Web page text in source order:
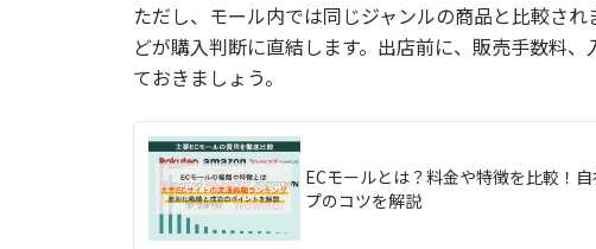
ただし、モール内では同じジャンルの商品と比較さ
どが購入判断に直結します。出店前に、販売手数料
ておきましょう。
ECモールとは？料金や特徴を比較！
プのコツを解説